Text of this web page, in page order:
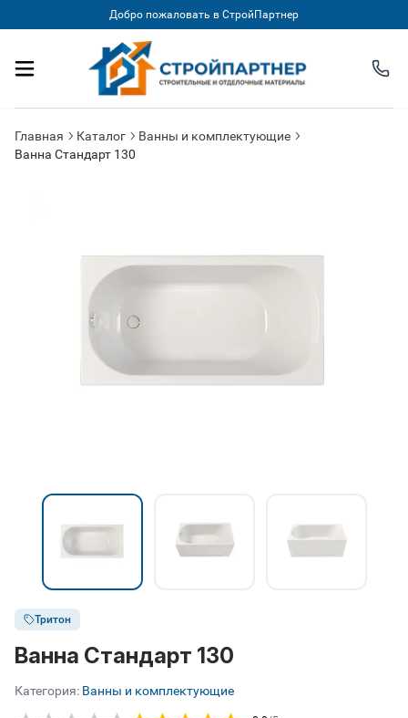
Добро пожаловать в СтройПартнер
Главная Каталог
Ванны и комплектующие
Ванна Стандарт 130
Тритон
Ванна Стандарт 130
Категория: Ванны и комплектующие